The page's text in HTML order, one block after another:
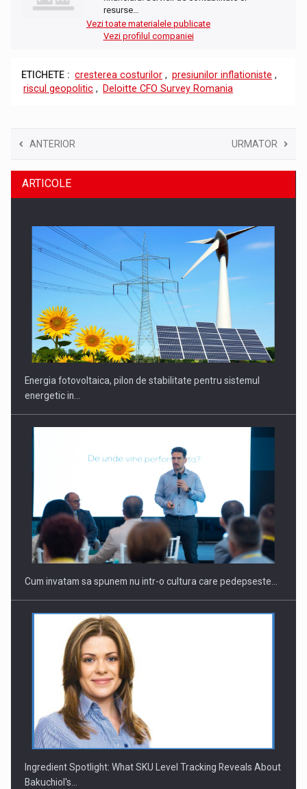
resurse…
Vezi toate materialele publicate
Vezi profilul companiei
ETICHETE : cresterea costurilor , presiunilor inflationiste ,
riscul geopolitic , Deloitte CFO Survey Romania
ANTERIOR URMATOR
ARTICOLE
Energia fotovoltaica, pilon de stabilitate pentru sistemul
energetic in…
Cum invatam sa spunem nu intr-o cultura care pedepseste…
Ingredient Spotlight: What SKU Level Tracking Reveals About
Bakuchiol's…